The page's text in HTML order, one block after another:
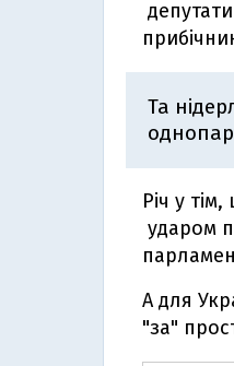
Та
Річ у
ударом
А для
"за"